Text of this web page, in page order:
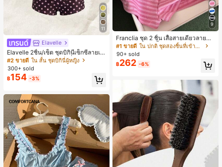
11
Elavelle
Elavelle 2ชิ้น/เซ็ต ชุดบิกินี่เซ็กซี่ลายเสื
อดาวสำหรับผู้หญิง สายเดี่ยวและผูกข้า
ง, ฤดูร้อน
#2 ขายดี ใน สั้น ชุดบิกินี่ผู้หญิง
300+ sold
฿154 -3%
9
Franclia ชุด 2 ชิ้น เสื้อสายเดี่ยวลายทา
งและกางเกงขาสั้นแบบสบายๆ สำหรับผู้
หญิง
#1 ขายดี
ใน ปกติ ชุดสองชิ้นที่เข้าชุดกัน
90+ sold
฿262 -6%